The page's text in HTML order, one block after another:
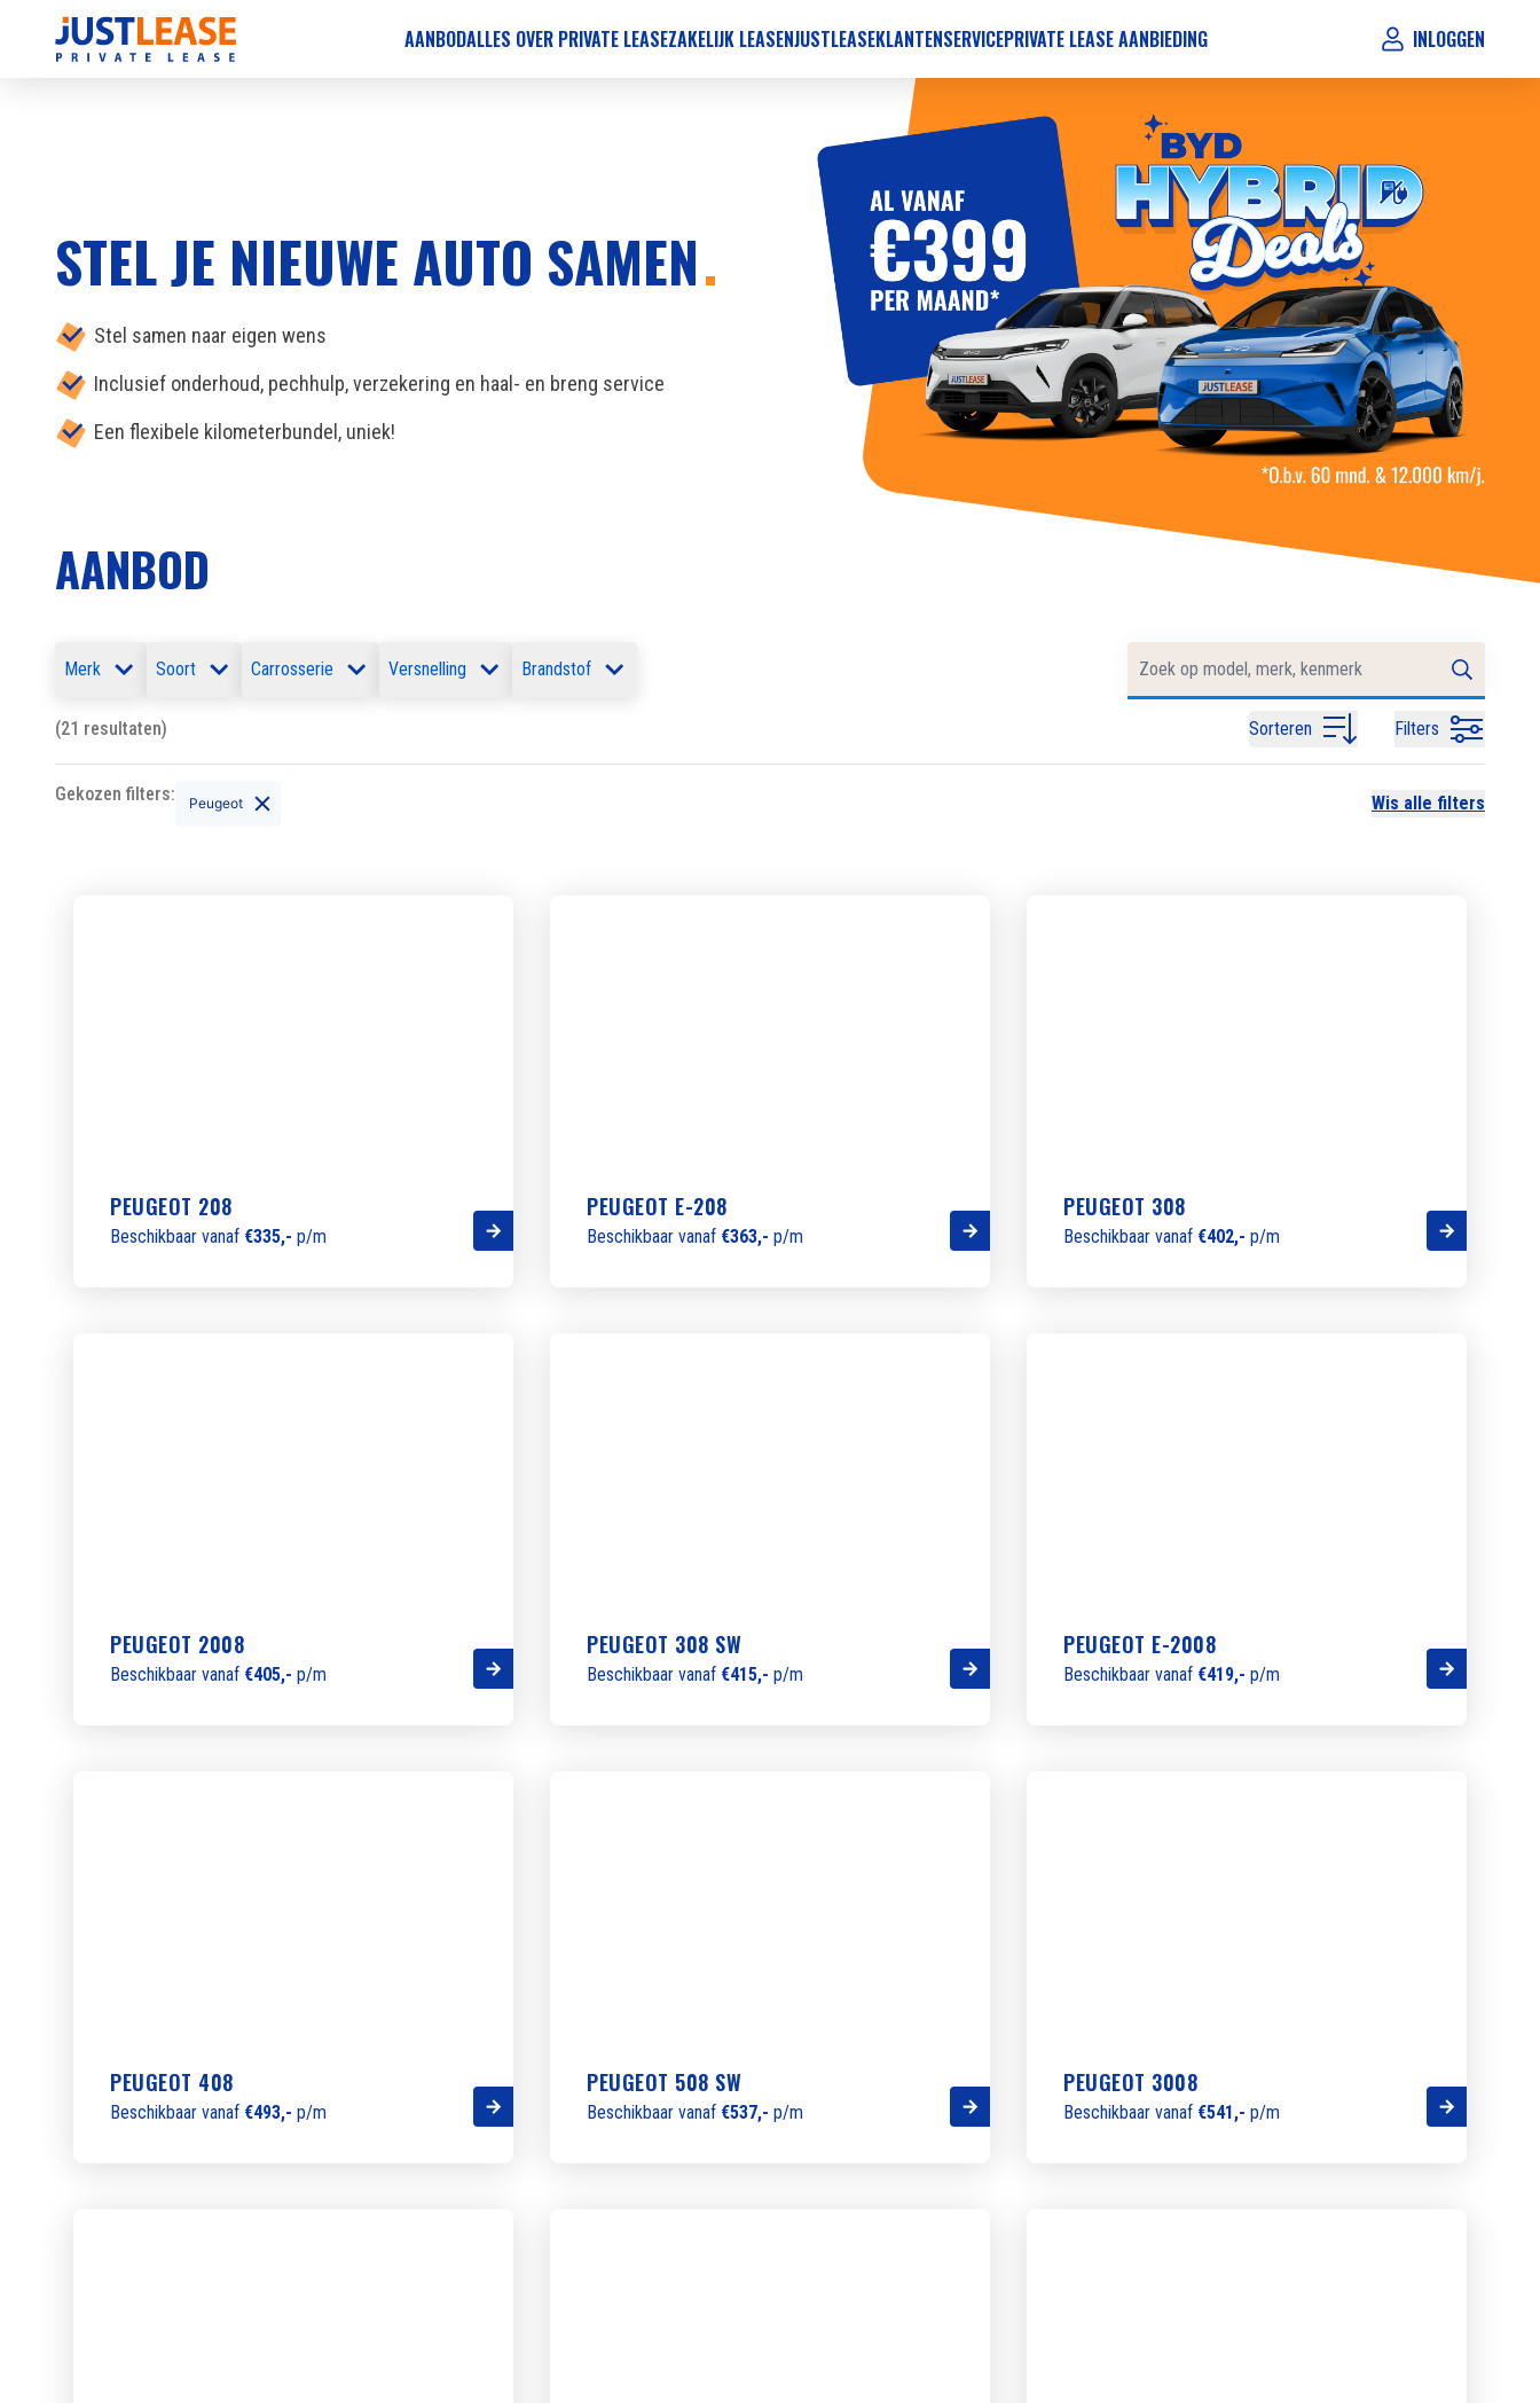
AANBODALLES OVER PRIVATE LEASEZAKELIJK LEASENJUSTLEASEKLANTENSERVICEPRIVATE LEASE AANBIEDING INLOGGEN
STEL JE NIEUWE AUTO SAMEN
Stel samen naar eigen wens
Inclusief onderhoud, pechhulp, verzekering en haal- en breng service
Een flexibele kilometerbundel, uniek!
AANBOD
Merk Soort Carrosserie Versnelling Brandstof
(21 resultaten) Sorteren Filters
Gekozen filters: Peugeot Wis alle filters
PEUGEOT 208
Beschikbaar vanaf €335,- p/m
PEUGEOT E-208
Beschikbaar vanaf €363,- p/m
PEUGEOT 308
Beschikbaar vanaf €402,- p/m
PEUGEOT 2008
Beschikbaar vanaf €405,- p/m
PEUGEOT 308 SW
Beschikbaar vanaf €415,- p/m
PEUGEOT E-2008
Beschikbaar vanaf €419,- p/m
PEUGEOT 408
Beschikbaar vanaf €493,- p/m
PEUGEOT 508 SW
Beschikbaar vanaf €537,- p/m
PEUGEOT 3008
Beschikbaar vanaf €541,- p/m